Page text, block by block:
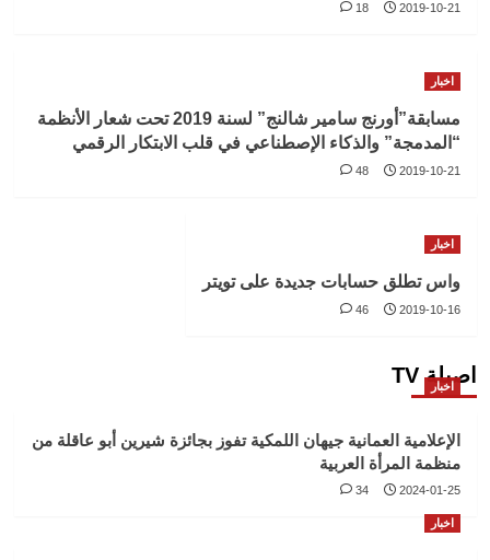
2019-10-21
18
اخبار
مسابقة”أورنج سامير شالنج” لسنة 2019 تحت شعار الأنظمة
“المدمجة” والذكاء الإصطناعي في قلب الابتكار الرقمي
2019-10-21
48
اخبار
واس تطلق حسابات جديدة على تويتر
2019-10-16
46
اصيلة TV
اخبار
الإعلامية العمانية جيهان اللمكية تفوز بجائزة شيرين أبو عاقلة من
منظمة المرأة العربية
2024-01-25
34
اخبار